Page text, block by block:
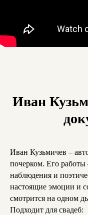
Иван
Иван Кузьмичев –
почерком. Его работы
наблюдения и
настоящие эмоции и
смотрится на одном
Подходит для свадеб: